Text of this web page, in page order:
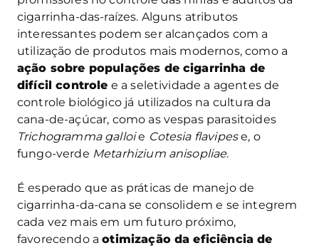
cigarrinha-das-raízes. Alguns atributos
interessantes podem ser alcançados com a
utilização de produtos mais modernos, como a
ação sobre populações de cigarrinha de
difícil controle e a seletividade a agentes de
controle biológico já utilizados na cultura da
cana-de-açúcar, como as vespas parasitoides
Trichogramma galloie Cotesia flavipese, o
fungo-verde Metarhizium anisopliae.
É esperado que as práticas de manejo de
cigarrinha-da-cana se consolidem e se integrem
cada vez mais em um futuro próximo,
favorecendo aotimização da eficiência de